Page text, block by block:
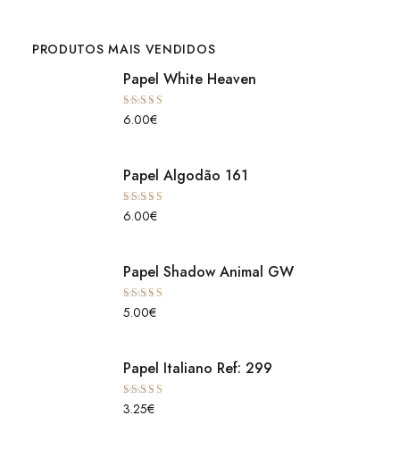
PRODUTOS MAIS VENDIDOS
Papel White Heaven
Avaliação
5.00 de 5
6.00€
Papel Algodão 161
Avaliação
5.00 de 5
6.00€
Papel Shadow Animal GW
Avaliação
5.00 de 5
5.00€
Papel Italiano Ref: 299
Avaliação
5.00de 5
3.25€